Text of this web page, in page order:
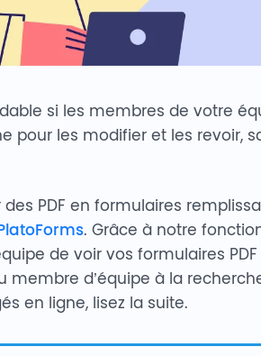
si les membres de votre
pour les modifier et les revoir,
PDF en formulaires
. Grâce à notre
de voir vos formulaires
membre d’équipe à la
en ligne, lisez la suite.